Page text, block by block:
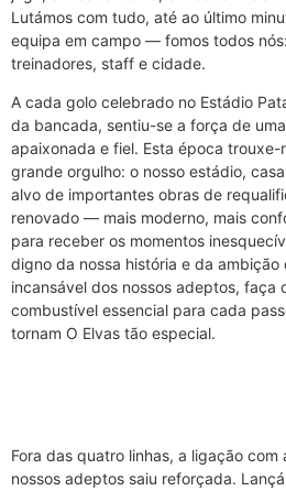
Lutámos com tudo, até ao último
equipa em campo — fomos todos
treinadores, staff e cidade.
A cada golo celebrado no Estádio
da bancada, sentiu-se a força de
apaixonada e fiel. Esta época
grande orgulho: o nosso estádio,
alvo de importantes obras de
renovado — mais moderno, mais
para receber os momentos
digno da nossa história e da ambição
incansável dos nossos adeptos, faça
combustível essencial para cada
tornam O Elvas tão especial.
Fora das quatro linhas, a ligação
nossos adeptos saiu reforçada.